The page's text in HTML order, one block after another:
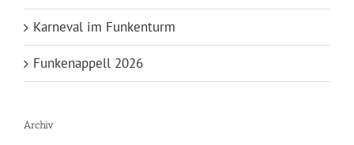
Karneval im Funkenturm
Funkenappell 2026
Archiv